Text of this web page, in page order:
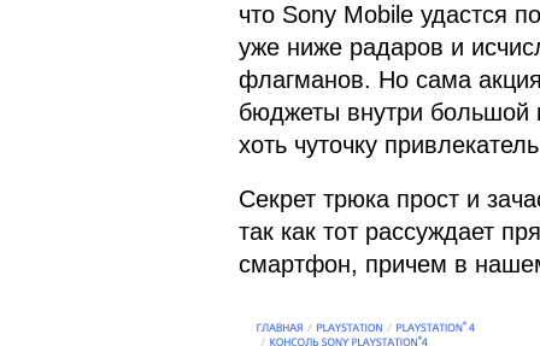
что Sony Mobile удастся
уже ниже радаров и
флагманов. Но сама
бюджеты внутри большой
хоть чуточку
Секрет трюка прост и
так как тот рассуждает
смартфон, причем в